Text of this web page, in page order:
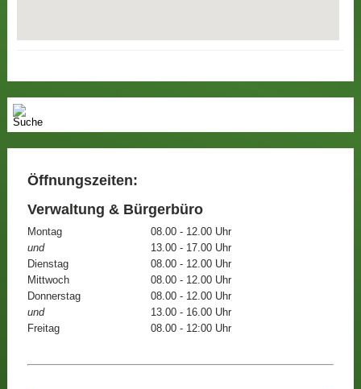
Öffnungszeiten:
Verwaltung & Bürgerbüro
Montag
08.00 - 12.00 Uhr
und
13.00 - 17.00 Uhr
Dienstag
08.00 - 12.00 Uhr
Mittwoch
08.00 - 12.00 Uhr
Donnerstag
08.00 - 12.00 Uhr
und
13.00 - 16.00 Uhr
Freitag
08.00 - 12:00 Uhr